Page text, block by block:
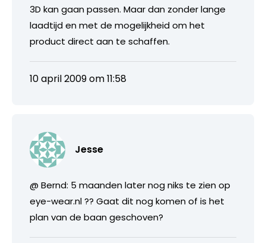
3D kan gaan passen. Maar dan zonder lange
laadtijd en met de mogelijkheid om het
product direct aan te schaffen.
10 april 2009 om 11:58
Jesse
@ Bernd: 5 maanden later nog niks te zien op
eye-wear.nl ?? Gaat dit nog komen of is het
plan van de baan geschoven?